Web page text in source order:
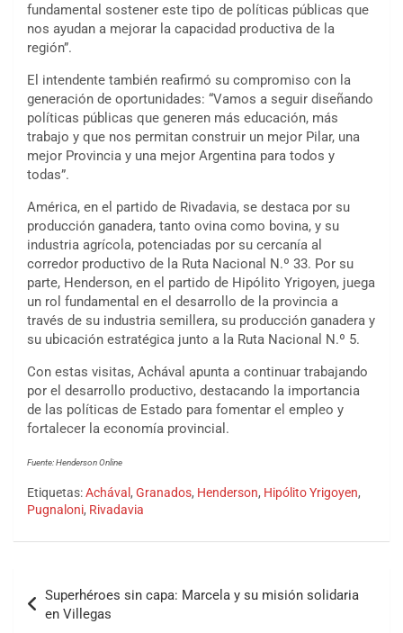
fundamental sostener este tipo de políticas públicas que
nos ayudan a mejorar la capacidad productiva de la
región”.
El intendente también reafirmó su compromiso con la
generación de oportunidades: “Vamos a seguir diseñando
políticas públicas que generen más educación, más
trabajo y que nos permitan construir un mejor Pilar, una
mejor Provincia y una mejor Argentina para todos y
todas”.
América, en el partido de Rivadavia, se destaca por su
producción ganadera, tanto ovina como bovina, y su
industria agrícola, potenciadas por su cercanía al
corredor productivo de la Ruta Nacional N.º 33. Por su
parte, Henderson, en el partido de Hipólito Yrigoyen, juega
un rol fundamental en el desarrollo de la provincia a
través de su industria semillera, su producción ganadera y
su ubicación estratégica junto a la Ruta Nacional N.º 5.
Con estas visitas, Achával apunta a continuar trabajando
por el desarrollo productivo, destacando la importancia
de las políticas de Estado para fomentar el empleo y
fortalecer la economía provincial.
Fuente: Henderson Online
Etiquetas:Achával , Granados, Henderson, Hipólito Yrigoyen,
Pugnaloni, Rivadavia
Superhéroes sin capa: Marcela y su misión solidaria
en Villegas